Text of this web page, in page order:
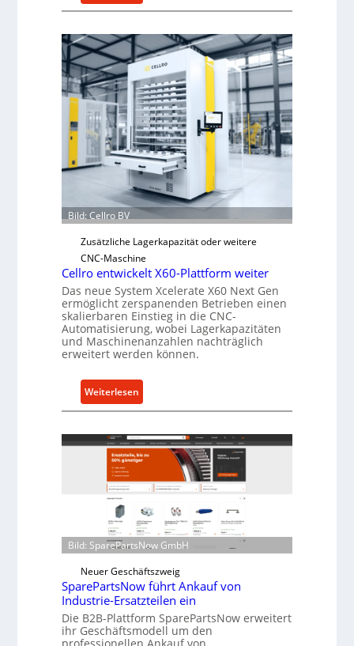
M
c
h
n
i
s
c
h
e
r
Ü
b
e
r
l
a
s
t
s
c
u
t
f
ü
n
d
i
r
e
k
t
e
A
Bild: Cellro BV
Zusätzliche Lagerkapazität oder weitere
CNC-Maschine
Cellro entwickelt X60-Plattform weiter
Das neue System Xcelerate X60 Next Gen
ermöglicht zerspanenden Betrieben einen
skalierbaren Einstieg in die CNC-
Automatisierung, wobei Lagerkapazitäten
und Maschinenanzahlen nachträglich
erweitert werden können.
Weiterlesen:
C
l
l
e
n
t
w
i
c
k
e
l
Bild: SparePartsNow GmbH
Neuer Geschäftszweig
SparePartsNow führt Ankauf von
Industrie-Ersatzteilen ein
Die B2B-Plattform SparePartsNow erweitert
ihr Geschäftsmodell um den
professionellen Ankauf von